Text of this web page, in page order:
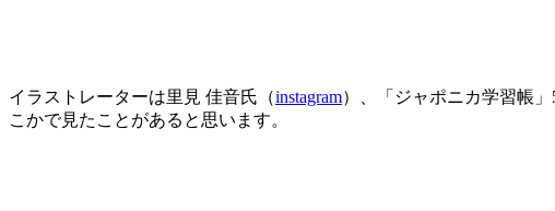
イラストレーターは里見 佳音氏（instagram）、「ジャポニカ学習帳
こかで見たことがあると思います。